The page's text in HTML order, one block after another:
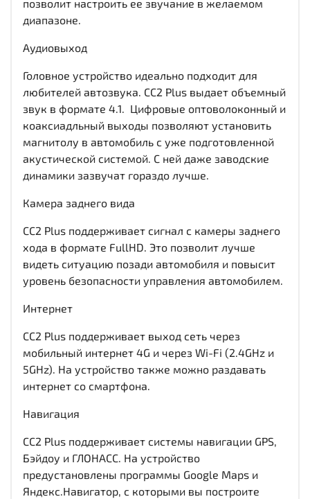
позволит настроить ее звучание в желаемом
диапазоне.
Аудиовыход
Головное устройство идеально подходит для
любителей автозвука. CC2 Plus выдает объемный
звук в формате 4.1. Цифровые оптоволоконный и
коаксиадльный выходы позволяют установить
магнитолу в автомобиль с уже подготовленной
акустической системой. С ней даже заводские
динамики зазвучат гораздо лучше.
Камера заднего вида
CC2 Plus поддерживает сигнал с камеры заднего
хода в формате FullHD. Это позволит лучше
видеть ситуацию позади автомобиля и повысит
уровень безопасности управления автомобилем.
Интернет
CC2 Plus поддерживает выход сеть через
мобильный интернет 4G и через Wi-Fi (2.4GHz и
5GHz). На устройство также можно раздавать
интернет со смартфона.
Навигация
CC2 Plus поддерживает системы навигации GPS,
Бэйдоу и ГЛОНАСС. На устройство
предустановлены программы Google Maps и
Яндекс.Навигатор, с которыми вы построите